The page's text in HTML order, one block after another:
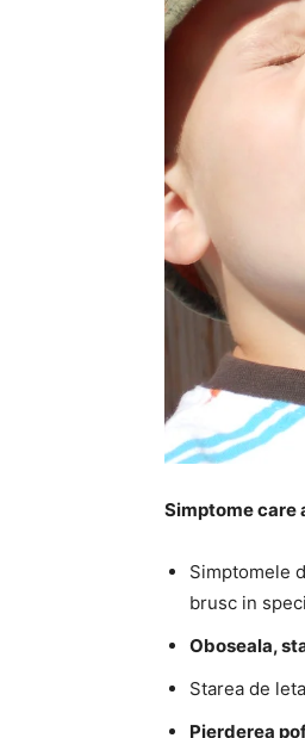
Simptome care
Simptomele
brusc in
Oboseala,
Starea de
Pierderea